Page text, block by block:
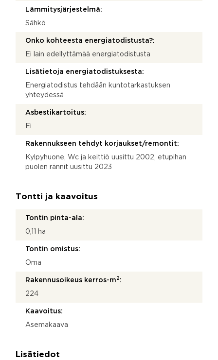
Lämmitysjärjestelmä:
Sähkö
Onko kohteesta energiatodistusta?:
Ei lain edellyttämää energiatodistusta
Lisätietoja energiatodistuksesta:
Energiatodistus tehdään kuntotarkastuksen
yhteydessä
Asbestikartoitus:
Ei
Rakennukseen tehdyt korjaukset/remontit:
Kylpyhuone, Wc ja keittiö uusittu 2002, etupihan
puolen rännit uusittu 2023
Tontti ja kaavoitus
Tontin pinta-ala:
0,11 ha
Tontin omistus:
Oma
Rakennusoikeus kerros-m 2 :
224
Kaavoitus:
Asemakaava
Lisätiedot